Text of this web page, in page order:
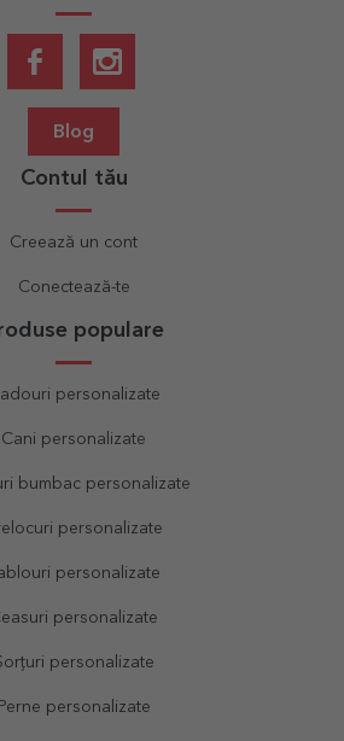
Blog
Contul tău
Creează un cont
Conectează-te
populare
personalizate
Cani personalizate
bumbac personalizate
personalizate
personalizate
personalizate
personalizate
Perne personalizate